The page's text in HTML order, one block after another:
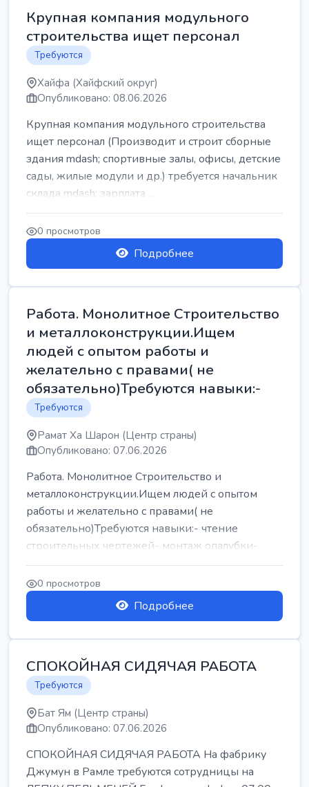
Крупная компания модульного
строительства ищет персонал
Требуются
Хайфа (Хайфский округ)
Опубликовано: 08.06.2026
Крупная компания модульного строительства
ищет персонал (Производит и строит сборные
здания mdash; спортивные залы, офисы, детские
сады, жилые модули и др.) требуется начальник
склада mdash; зарплата ...
0 просмотров
Подробнее
Работа. Монолитное Строительство
и металлоконструкции.Ищем
людей с опытом работы и
желательно с правами( не
обязательно)Требуются навыки:-
Требуются
Рамат Ха Шарон (Центр страны)
Опубликовано: 07.06.2026
Работа. Монолитное Строительство и
металлоконструкции.Ищем людей с опытом
работы и желательно с правами( не
обязательно)Требуются навыки:- чтение
строительных чертежей- монтаж опалубки-
армокаркасыОпл...
0 просмотров
Подробнее
СПОКОЙНАЯ СИДЯЧАЯ РАБОТА
Требуются
Бат Ям (Центр страны)
Опубликовано: 07.06.2026
СПОКОЙНАЯ СИДЯЧАЯ РАБОТА На фабрику
Джумун в Рамле требуются сотрудницы на